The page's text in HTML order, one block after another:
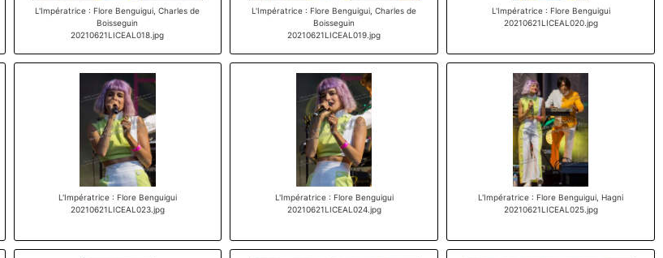
L'Impératrice : Flore Benguigui, Charles de
Boisseguin
20210621LICEAL018.jpg
L'Impératrice : Flore Benguigui, Charles de
Boisseguin
20210621LICEAL019.jpg
L'Impératrice : Flore Benguigui
20210621LICEAL020.jpg
L'Impératrice : Flore Benguigui
20210621LICEAL023.jpg
L'Impératrice : Flore Benguigui
20210621LICEAL024.jpg
L'Impératrice : Flore Benguigui, Hagni
20210621LICEAL025.jpg